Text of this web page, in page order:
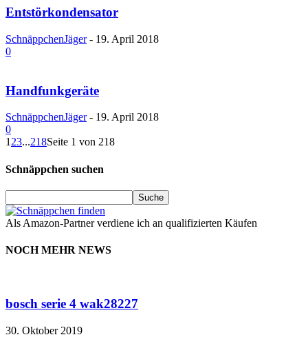
Entstörkondensator
SchnäppchenJäger - 19. April 2018
0
Handfunkgeräte
SchnäppchenJäger - 19. April 2018
0
123...218Seite 1 von 218
Schnäppchen suchen
Als Amazon-Partner verdiene ich an qualifizierten Käufen
NOCH MEHR NEWS
bosch serie 4 wak28227
30. Oktober 2019